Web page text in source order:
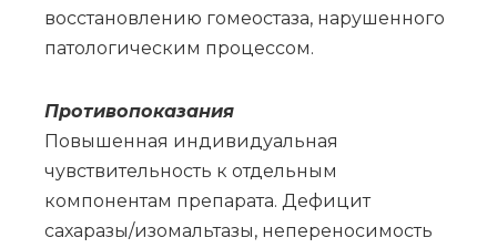
восстановлению гомеостаза, нарушенного
патологическим процессом.
Противопоказания
Повышенная индивидуальная
чувствительность к отдельным
компонентам препарата. Дефицит
сахаразы/изомальтазы, непереносимость